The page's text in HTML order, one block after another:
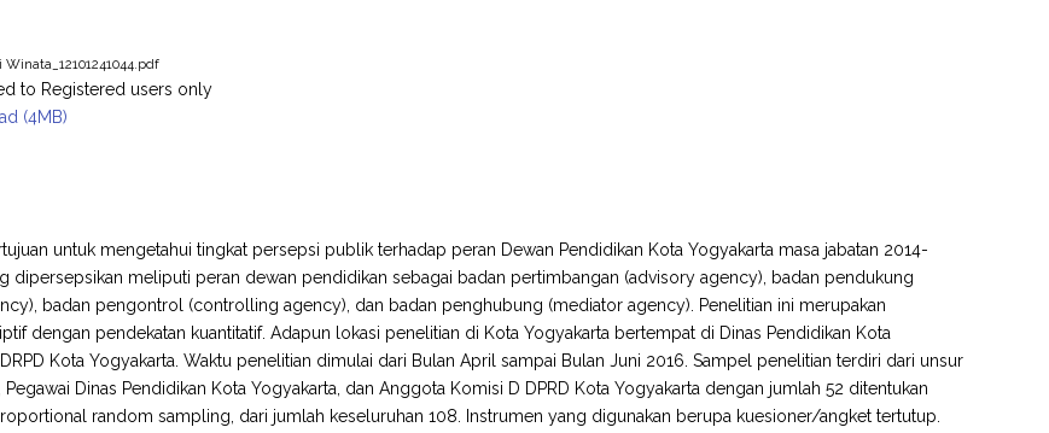
Winata_12101241044.pdf
to Registered users only
(4MB)
untuk mengetahui tingkat persepsi publik terhadap peran Dewan Pendidikan Kota Yogyakarta masa jabatan 2014-
dipersepsikan meliputi peran dewan pendidikan sebagai badan pertimbangan (advisory agency), badan pendukung
badan pengontrol (controlling agency), dan badan penghubung (mediator agency). Penelitian ini merupakan
dengan pendekatan kuantitatif. Adapun lokasi penelitian di Kota Yogyakarta bertempat di Dinas Pendidikan Kota
Kota Yogyakarta. Waktu penelitian dimulai dari Bulan April sampai Bulan Juni 2016. Sampel penelitian terdiri dari unsur
Pegawai Dinas Pendidikan Kota Yogyakarta, dan Anggota Komisi D DPRD Kota Yogyakarta dengan jumlah 52 ditentukan
random sampling, dari jumlah keseluruhan 108. Instrumen yang digunakan berupa kuesioner/angket tertutup.